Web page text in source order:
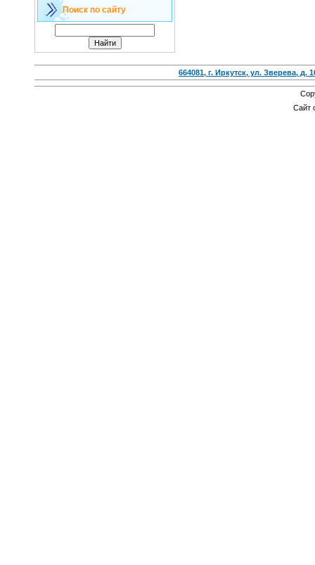
Поиск по сайту
664081, г. Иркутск, ул. Зверева, д.
Сайт